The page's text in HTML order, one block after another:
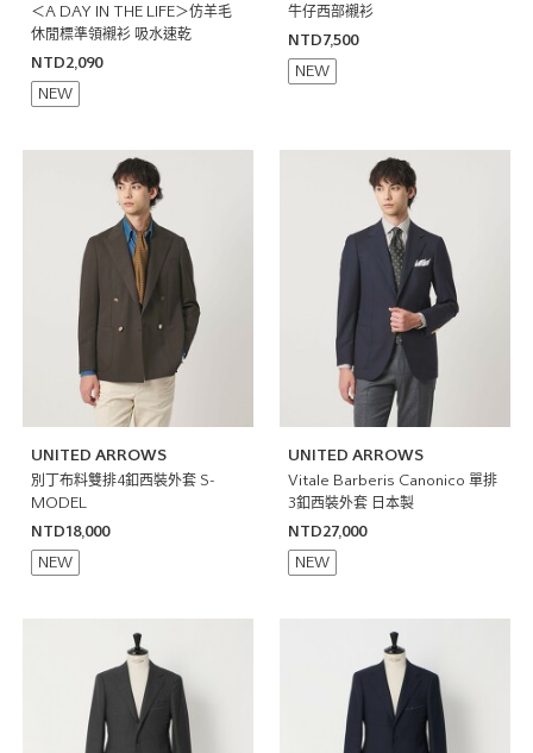
＜A DAY IN THE LIFE＞仿羊毛
休閒標準領襯衫 吸水速乾
NTD2,090
NEW
牛仔西部襯衫
NTD7,500
NEW
UNITED ARROWS
別丁布料雙排4釦西裝外套 S-
MODEL
NTD18,000
NEW
UNITED ARROWS
Vitale Barberis Canonico 單排
3釦西裝外套 日本製
NTD27,000
NEW